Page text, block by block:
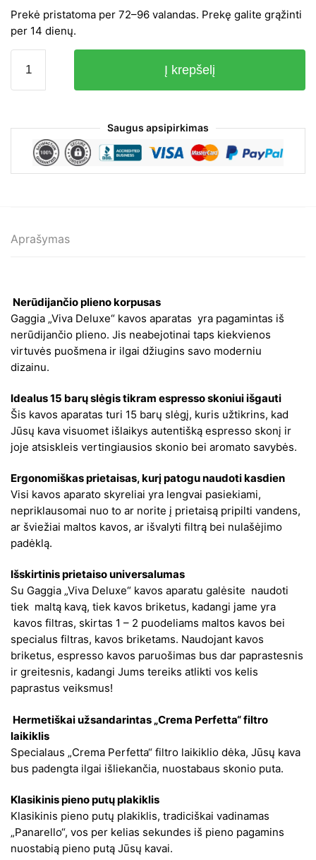
Prekė pristatoma per 72–96 valandas. Prekę galite grąžinti
per 14 dienų.
kiekis:
Pusiau
kavos
aparatas
Gaggia
Viva
pieno
Į krepšelį
Saugus apsipirkimas
Aprašymas
Nerūdijančio plieno korpusas
Gaggia „Viva Deluxe“ kavos aparatas yra pagamintas iš
nerūdijančio plieno. Jis neabejotinai taps kiekvienos
virtuvės puošmena ir ilgai džiugins savo moderniu
dizainu.
Idealus 15 barų slėgis tikram espresso skoniui išgauti
Šis kavos aparatas turi 15 barų slėgį, kuris užtikrins, kad
Jūsų kava visuomet išlaikys autentišką espresso skonį ir
joje atsiskleis vertingiausios skonio bei aromato savybės.
Ergonomiškas prietaisas, kurį patogu naudoti kasdien
Visi kavos aparato skyreliai yra lengvai pasiekiami,
nepriklausomai nuo to ar norite į prietaisą pripilti vandens,
ar šviežiai maltos kavos, ar išvalyti filtrą bei nulašėjimo
padėklą.
Išskirtinis prietaiso universalumas
Su Gaggia „Viva Deluxe“ kavos aparatu galėsite naudoti
tiek maltą kavą, tiek kavos briketus, kadangi jame yra
kavos filtras, skirtas 1 – 2 puodeliams maltos kavos bei
specialus filtras, kavos briketams. Naudojant kavos
briketus, espresso kavos paruošimas bus dar paprastesnis
ir greitesnis, kadangi Jums tereiks atlikti vos kelis
paprastus veiksmus!
Hermetiškai užsandarintas „Crema Perfetta“ filtro
laikiklis
Specialaus „Crema Perfetta“ filtro laikiklio dėka, Jūsų kava
bus padengta ilgai išliekančia, nuostabaus skonio puta.
Klasikinis pieno putų plakiklis
Klasikinis pieno putų plakiklis, tradiciškai vadinamas
„Panarello“, vos per kelias sekundes iš pieno pagamins
nuostabią pieno putą Jūsų kavai.